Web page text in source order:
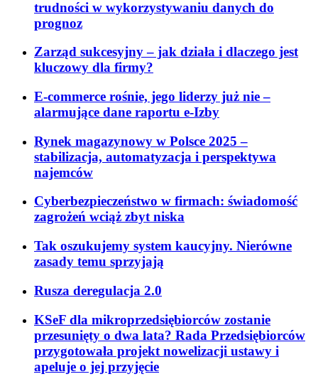
trudności w wykorzystywaniu danych do
prognoz
Zarząd sukcesyjny – jak działa i dlaczego jest
kluczowy dla firmy?
E-commerce rośnie, jego liderzy już nie –
alarmujące dane raportu e-Izby
Rynek magazynowy w Polsce 2025 –
stabilizacja, automatyzacja i perspektywa
najemców
Cyberbezpieczeństwo w firmach: świadomość
zagrożeń wciąż zbyt niska
Tak oszukujemy system kaucyjny. Nierówne
zasady temu sprzyjają
Rusza deregulacja 2.0
KSeF dla mikroprzedsiębiorców zostanie
przesunięty o dwa lata? Rada Przedsiębiorców
przygotowała projekt nowelizacji ustawy i
apeluje o jej przyjęcie